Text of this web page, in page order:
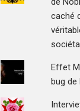
caché
Effet
bug de